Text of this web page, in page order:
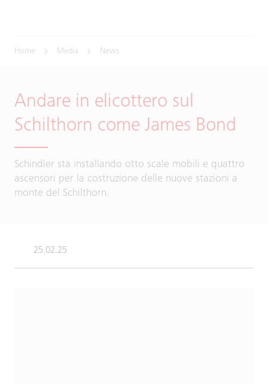
Home Media News
Andare in elicottero sul
Schilthorn come James Bond
Schindler sta installando otto scale mobili e quattro
ascensori per la costruzione delle nuove stazioni a
monte del Schilthorn.
25.02.25